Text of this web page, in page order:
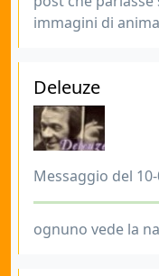
immagini di
Deleuze
Messaggio del
ognuno vede la